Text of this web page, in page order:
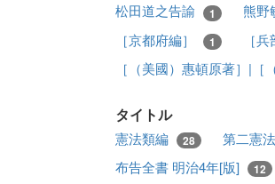
松田道之告諭
1 熊野
［京都府編］
1 ［
［（美國）惠頓原著］|
タイトル
憲法類編 28 第二憲
布告全書 明治4年[版]
12